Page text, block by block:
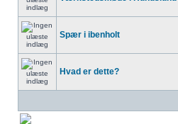
Spær i ibenholt
Hvad er dette?